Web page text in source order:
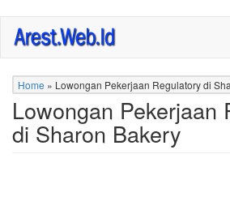
Skip
main
content
Home » Lowongan Pekerjaan Regulatory di
Lowongan Pekerjaan
di Sharon Bakery